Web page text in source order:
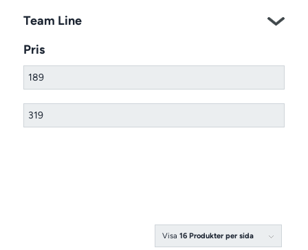
Visa16 Produkter per sida
Team Line
Pris